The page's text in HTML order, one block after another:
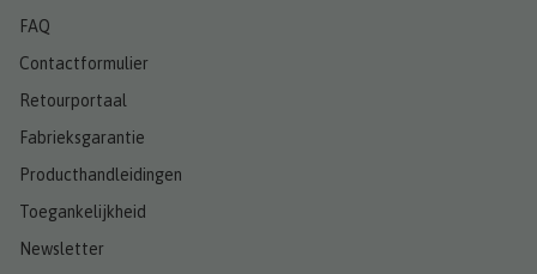
FAQ
Contactformulier
Retourportaal
Fabrieksgarantie
Producthandleidingen
Toegankelijkheid
Newsletter